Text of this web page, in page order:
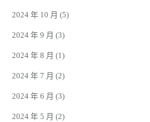
2024 年 10 月 (5)
2024 年 9 月 (3)
2024 年 8 月 (1)
2024 年 7 月 (2)
2024 年 6 月 (3)
2024 年 5 月 (2)